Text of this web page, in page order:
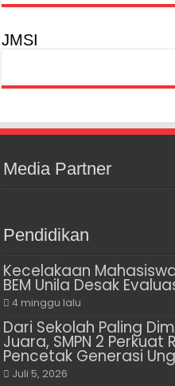
JMSI
Media Partner
Pendidikan
Kecelakaan
BEM Unila Desak
4 minggu lalu
Dari Sekolah Paling
Juara, SMPN 2
Pencetak Generasi
Juli 5, 2026